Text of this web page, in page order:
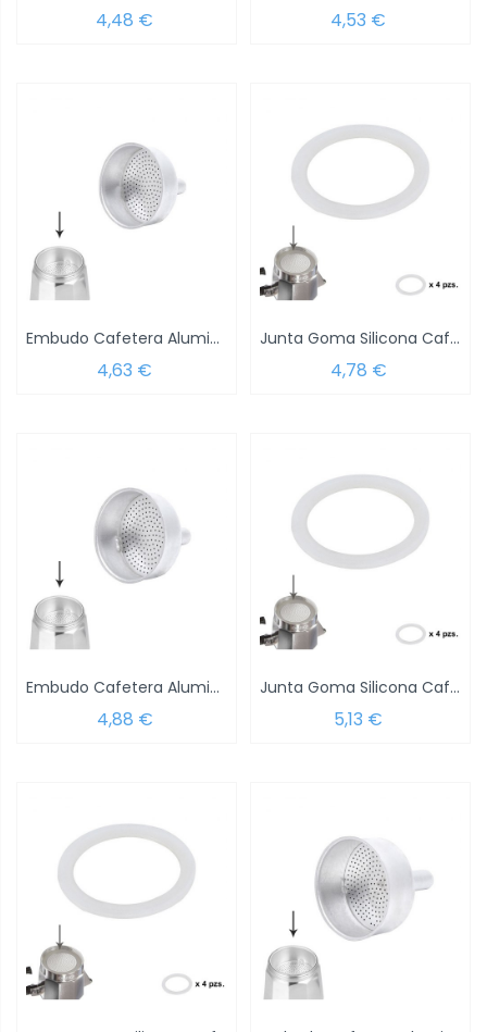
4,48 € 4,53 €
Embudo Cafetera Aluminio Classic /...
4,63 €
Junta Goma Silicona Cafetera Aluminio...
4,78 €
Embudo Cafetera Aluminio Classic /...
4,88 €
Junta Goma Silicona Cafetera Aluminio...
5,13 €